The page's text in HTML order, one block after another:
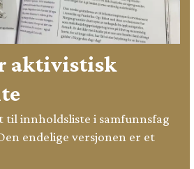
aktivistisk
til innholdsliste i samfunnsfag
endelige versjonen er et